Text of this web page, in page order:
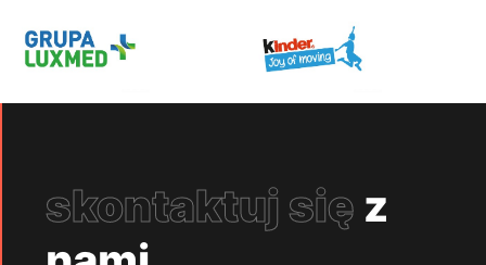
skontaktuj się z